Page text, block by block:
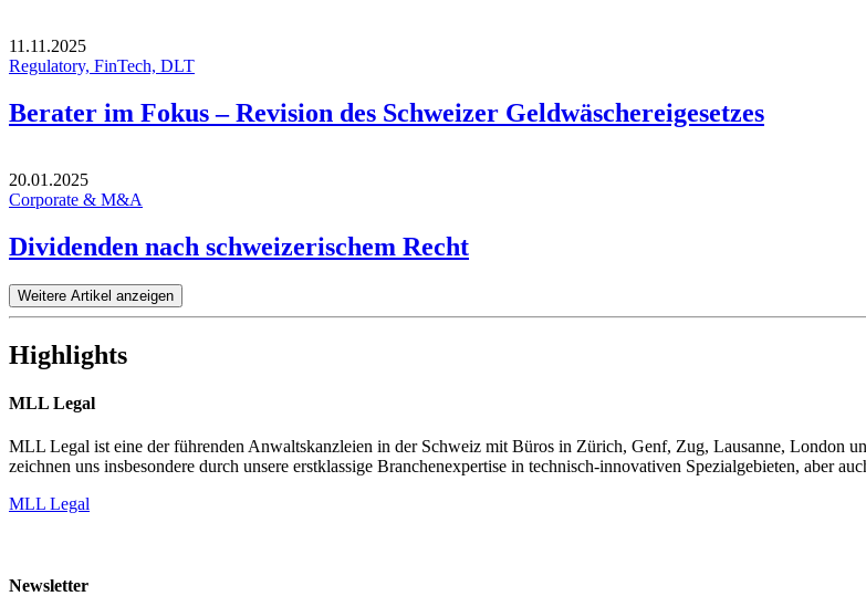
11.11.2025
Regulatory, FinTech, DLT
Berater im Fokus – Revision des Schweizer Geldwäschereigesetzes
20.01.2025
Corporate & M&A
Dividenden nach schweizerischem Recht
Weitere Artikel anzeigen
Highlights
MLL Legal
MLL Legal ist eine der führenden Anwaltskanzleien in der Schweiz mit Büros in Zürich, Genf, Zug, Lausanne, London
zeichnen uns insbesondere durch unsere erstklassige Branchenexpertise in technisch-innovativen Spezialgebieten, aber
MLL Legal
Newsletter